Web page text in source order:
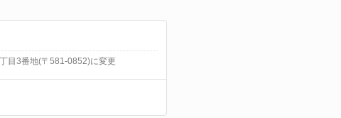
目3番地(〒581-0852)に変更